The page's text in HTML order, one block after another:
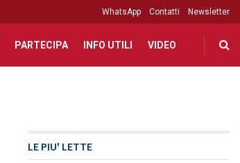
WhatsApp Contatti Newsletter
PARTECIPA INFO UTILI VIDEO
LE PIU' LETTE